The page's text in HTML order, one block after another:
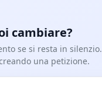
cambiare?
se si resta in silenzio.
una petizione.